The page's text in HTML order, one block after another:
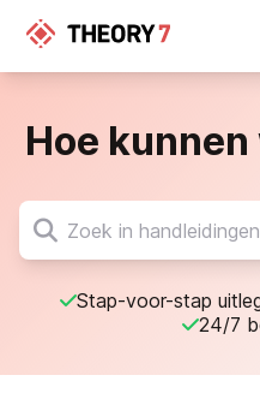
Hoe
Stap-voor-stap
24/7